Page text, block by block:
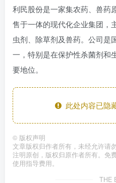
利民股份是一家集农药、兽药
售于一体的现代化企业集团，
虫剂、除草剂及兽药。公司是
一，特别是在保护性杀菌剂和
要地位。
此处内容已隐
© 版权声明
文章版权归作者所有，未经允许请
注明原创，版权归原作者所有。免
使用指导费用。
THE